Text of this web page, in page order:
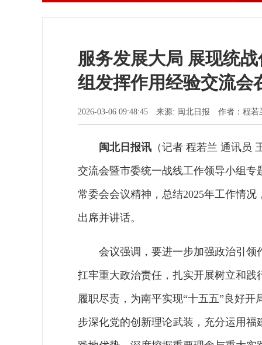
服务发展大局 展现统
组发挥作用经验交流会
2026-03-06 09:48:45 来源: 闽北日报 作者：程若
闽北日报讯 （记者 程若兰 通讯员
交流会暨市委统一战线工作领导小组
常委会会议精神，总结2025年工作情
出席并讲话。
会议强调，要进一步加强政治引
扛牢重大政治责任，扎实开展树立和
履职尽责，为南平实现“十五五”良好
步深化党的创新理论武装，充分运用